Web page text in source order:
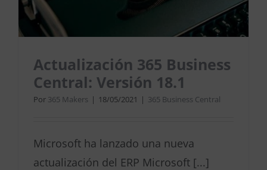
Actualización 365 Business
Central: Versión 18.1
Por 365 Makers | 18/05/2021 | 365 Business Central
Microsoft ha lanzado una nueva
actualización del ERP Microsoft [...]